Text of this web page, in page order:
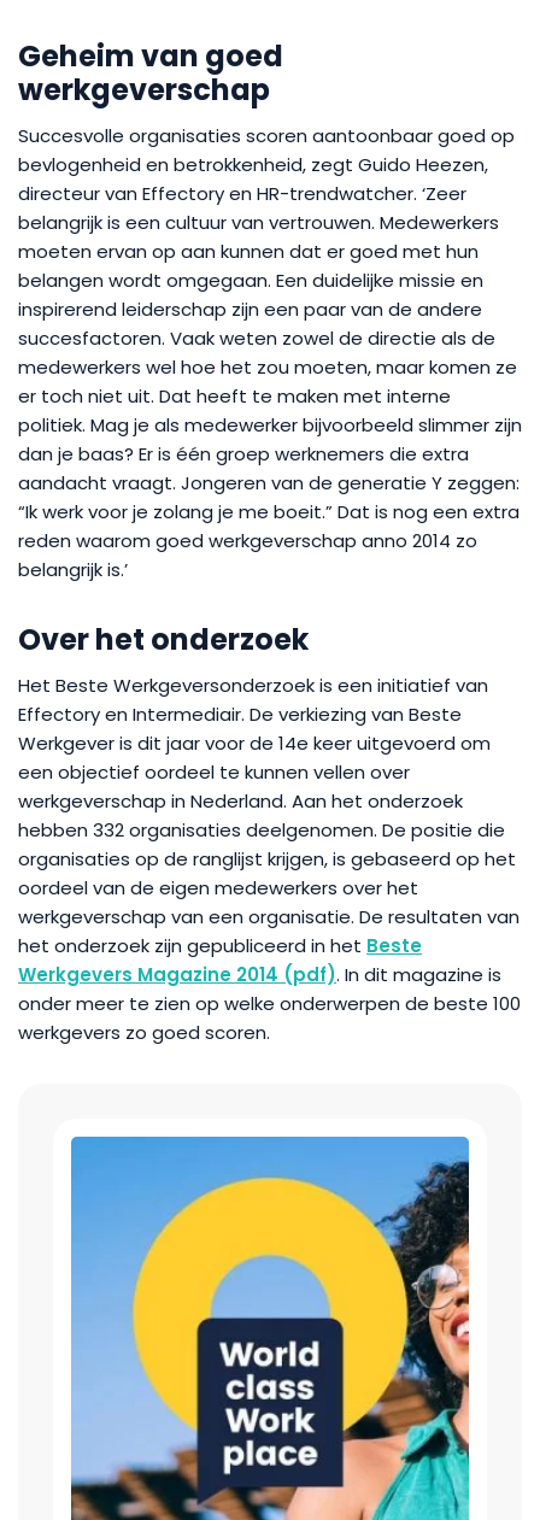
Geheim van goed
werkgeverschap
Succesvolle organisaties scoren aantoonbaar goed op
bevlogenheid en betrokkenheid, zegt Guido Heezen,
directeur van Effectory en HR-trendwatcher. ‘Zeer
belangrijk is een cultuur van vertrouwen. Medewerkers
moeten ervan op aan kunnen dat er goed met hun
belangen wordt omgegaan. Een duidelijke missie en
inspirerend leiderschap zijn een paar van de andere
succesfactoren. Vaak weten zowel de directie als de
medewerkers wel hoe het zou moeten, maar komen ze
er toch niet uit. Dat heeft te maken met interne
politiek. Mag je als medewerker bijvoorbeeld slimmer zijn
dan je baas? Er is één groep werknemers die extra
aandacht vraagt. Jongeren van de generatie Y zeggen:
“Ik werk voor je zolang je me boeit.” Dat is nog een extra
reden waarom goed werkgeverschap anno 2014 zo
belangrijk is.’
Over het onderzoek
Het Beste Werkgeversonderzoek is een initiatief van
Effectory en Intermediair. De verkiezing van Beste
Werkgever is dit jaar voor de 14e keer uitgevoerd om
een objectief oordeel te kunnen vellen over
werkgeverschap in Nederland. Aan het onderzoek
hebben 332 organisaties deelgenomen. De positie die
organisaties op de ranglijst krijgen, is gebaseerd op het
oordeel van de eigen medewerkers over het
werkgeverschap van een organisatie. De resultaten van
het onderzoek zijn gepubliceerd in het Beste
Werkgevers Magazine 2014 (pdf). In dit magazine is
onder meer te zien op welke onderwerpen de beste 100
werkgevers zo goed scoren.